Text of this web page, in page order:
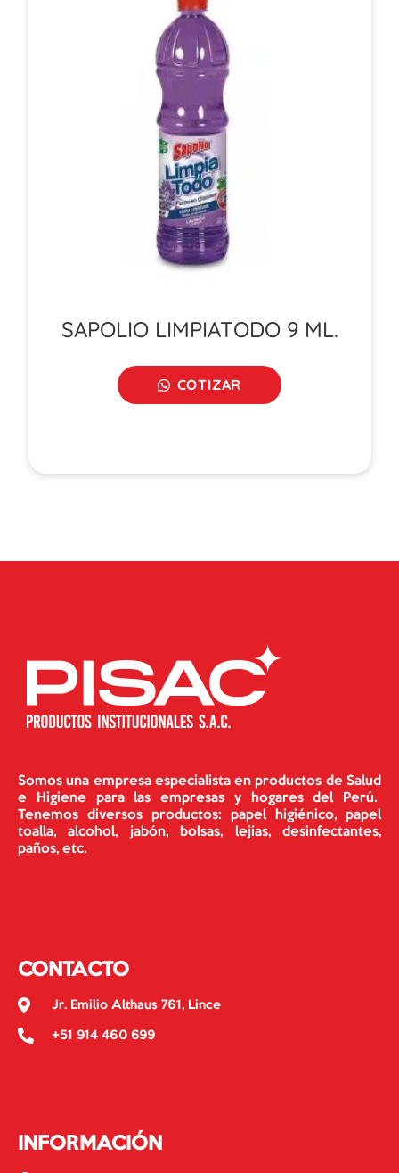
SAPOLIO LIMPIATODO 9 ML.
COTIZAR
Somos una empresa especialista en productos de Salud
e Higiene para las empresas y hogares del Perú.
Tenemos diversos productos: papel higiénico, papel
toalla, alcohol, jabón, bolsas, lejías, desinfectantes,
paños, etc.
CONTACTO
Jr. Emilio Althaus 761, Lince
+51 914 460 699
INFORMACIÓN